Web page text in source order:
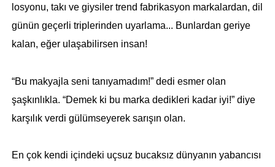
losyonu, takı ve giysiler trend fabrikasyon markalardan, dil
günün geçerli triplerinden uyarlama... Bunlardan geriye
kalan, eğer ulaşabilirsen insan!
“Bu makyajla seni tanıyamadım!” dedi esmer olan
şaşkınlıkla. “Demek ki bu marka dedikleri kadar iyi!” diye
karşılık verdi gülümseyerek sarışın olan.
En çok kendi içindeki uçsuz bucaksız dünyanın yabancısı